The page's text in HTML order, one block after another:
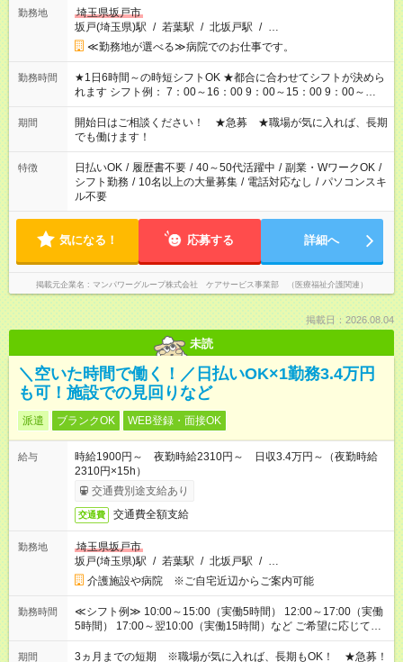
勤務地
埼玉県坂戸市
坂戸(埼玉県)駅 / 若葉駅 / 北坂戸駅 / …
≪勤務地が選べる≫病院でのお仕事です。
勤務時間
★1日6時間～の時短シフトOK ★都合に合わせてシフトが決めら
れます シフト例： 7：00～16：00 9：00～15：00 9：00～
18：00 11：00～20：00 など ※Wワークの場合、他のお仕事と
合わせ週40時間超の就業はご案内できません ※法令に基づき、
週20時間以上勤務は社会保険への加入対象となります ※労働者
派遣法（日雇い派遣の原則禁止）により、短時間・短期間の就
業はご案内が難しい場合があります
期間
開始日はご相談ください！ ★急募 ★職場が気に入れば、長期
でも働けます！
特徴 日払いOK / 履歴書不要 / 40～50代活躍中 / 副業・WワークOK /
シフト勤務 / 10名以上の大量募集 / 電話対応なし / パソコンスキ
ル不要
気になる！ 応募する 詳細へ
掲載元企業名 マンパワーグループ株式会社 ケアサービス事業部 （医療福祉介護関連）
掲載日：2026.08.04
未読
＼空いた時間で働く！／日払いOK×1勤務3.4万円
も可！施設での見回りなど
派遣 ブランクOK WEB登録・面接OK
給与
時給1900円～ 夜勤時給2310円～ 日収3.4万円～（夜勤時給
2310円×15h）
交通費別途支給あり
交通費 交通費全額支給
勤務地
埼玉県坂戸市
坂戸(埼玉県)駅 / 若葉駅 / 北坂戸駅 / …
介護施設や病院 ※ご自宅近辺からご案内可能
勤務時間
≪シフト例≫ 10:00～15:00（実働5時間） 12:00～17:00（実働
5時間） 17:00～翌10:00（実働15時間）など ご希望に応じて、
働く時間は調整できます！ お気軽に担当へ相談ください！
期間 3ヵ月までの短期 ※職場が気に入れば、長期もOK！ ★急募！